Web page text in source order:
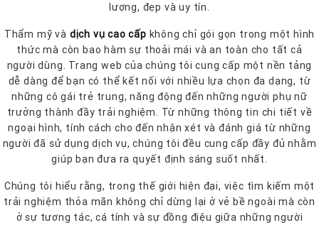
lượng, đẹp và uy tín.
Thẩm mỹ và dịch vụ cao cấp không chỉ gói gọn trong một hình
thức mà còn bao hàm sự thoải mái và an toàn cho tất cả
người dùng. Trang web của chúng tôi cung cấp một nền tảng
dễ dàng để bạn có thể kết nối với nhiều lựa chọn đa dạng, từ
những cô gái trẻ trung, năng động đến những người phụ nữ
trưởng thành đầy trải nghiệm. Từ những thông tin chi tiết về
ngoại hình, tính cách cho đến nhận xét và đánh giá từ những
người đã sử dụng dịch vụ, chúng tôi đều cung cấp đầy đủ nhằm
giúp bạn đưa ra quyết định sáng suốt nhất.
Chúng tôi hiểu rằng, trong thế giới hiện đại, việc tìm kiếm một
trải nghiệm thỏa mãn không chỉ dừng lại ở vẻ bề ngoài mà còn
ở sự tương tác, cá tính và sự đồng điệu giữa những người